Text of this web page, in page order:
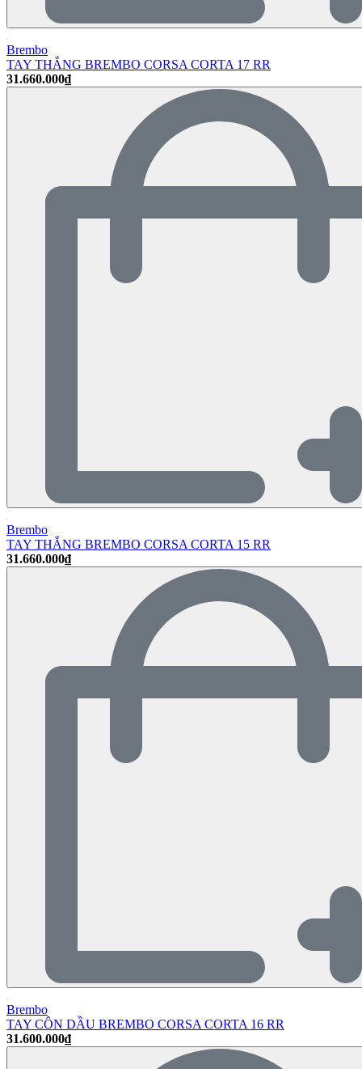
Brembo
TAY THẮNG BREMBO CORSA CORTA 17 RR
31.660.000₫
Brembo
TAY THẮNG BREMBO CORSA CORTA 15 RR
31.660.000₫
Brembo
TAY CÔN DẦU BREMBO CORSA CORTA 16 RR
31.600.000₫